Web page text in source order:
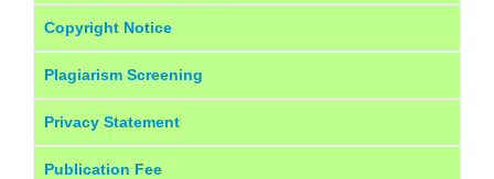
Copyright Notice
Plagiarism Screening
Privacy Statement
Publication Fee